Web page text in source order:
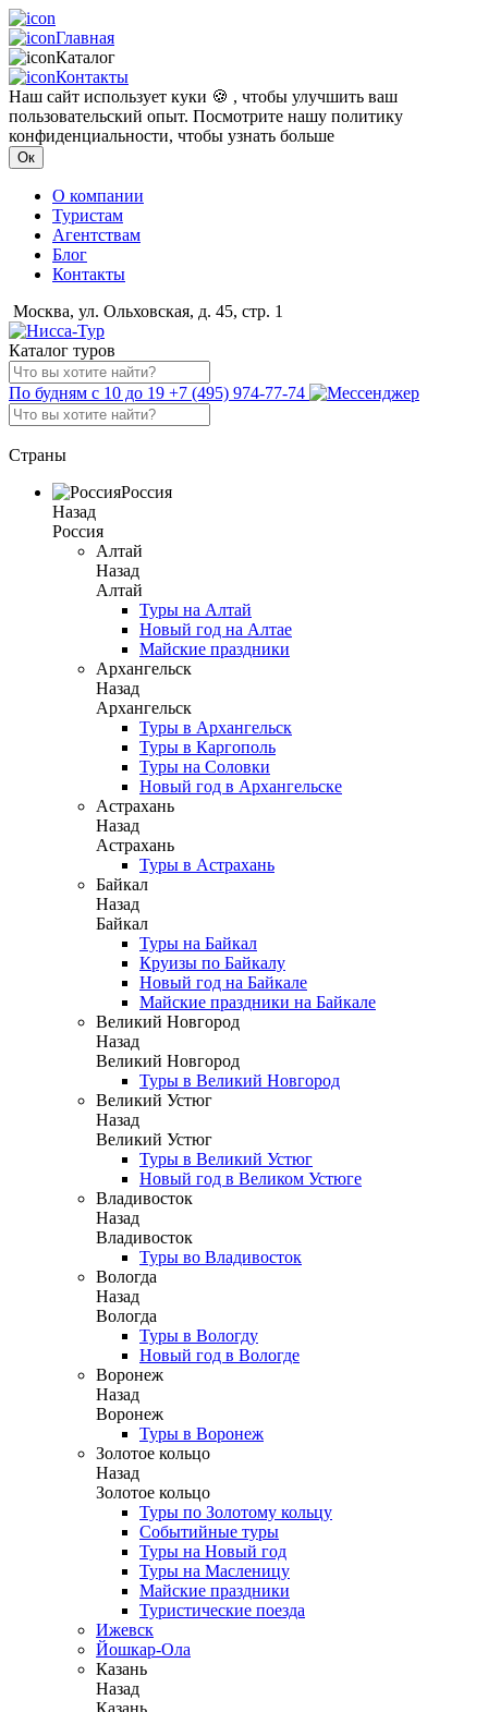
Главная
Каталог
Контакты
Наш сайт использует куки 🍪 , чтобы улучшить ваш
пользовательский опыт. Посмотрите нашу политику
конфиденциальности, чтобы узнать больше
Ок
О компании
Туристам
Агентствам
Блог
Контакты
Москва, ул. Ольховская, д. 45, стр. 1
Каталог туров
По будням с 10 до 19 +7 (495) 974-77-74
Страны
Россия
Назад
Россия
Алтай
Назад
Алтай
Туры на Алтай
Новый год на Алтае
Майские праздники
Архангельск
Назад
Архангельск
Туры в Архангельск
Туры в Каргополь
Туры на Соловки
Новый год в Архангельске
Астрахань
Назад
Астрахань
Туры в Астрахань
Байкал
Назад
Байкал
Туры на Байкал
Круизы по Байкалу
Новый год на Байкале
Майские праздники на Байкале
Великий Новгород
Назад
Великий Новгород
Туры в Великий Новгород
Великий Устюг
Назад
Великий Устюг
Туры в Великий Устюг
Новый год в Великом Устюге
Владивосток
Назад
Владивосток
Туры во Владивосток
Вологда
Назад
Вологда
Туры в Вологду
Новый год в Вологде
Воронеж
Назад
Воронеж
Туры в Воронеж
Золотое кольцо
Назад
Золотое кольцо
Туры по Золотому кольцу
Событийные туры
Туры на Новый год
Туры на Масленицу
Майские праздники
Туристические поезда
Ижевск
Йошкар-Ола
Казань
Назад
Казань